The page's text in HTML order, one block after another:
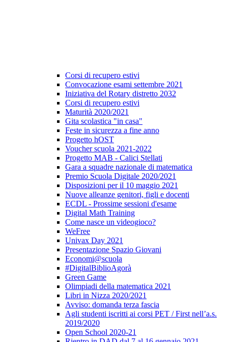
Corsi di recupero estivi
Convocazione esami settembre 2021
Iniziativa del Rotary distretto 2032
Corsi di recupero estivi
Maturità 2020/2021
Gita scolastica "in casa"
Feste in sicurezza a fine anno
Progetto hOST
Voucher scuola 2021-2022
Progetto MAB - Calici Stellati
Gara a squadre nazionale di matematica
Premio Scuola Digitale 2020/2021
Disposizioni per il 10 maggio 2021
Nuove alleanze genitori, figli e docenti
ECDL - Prossime sessioni d'esame
Digital Math Training
Come nasce un videogioco?
WeFree
Univax Day 2021
Presentazione Spazio Giovani
Economi@scuola
#DigitalBiblioAgorà
Green Game
Olimpiadi della matematica 2021
Libri in Nizza 2020/2021
Avviso: domanda terza fascia
Agli studenti iscritti ai corsi PET / First nell’a.s.
2019/2020
Open School 2020-21